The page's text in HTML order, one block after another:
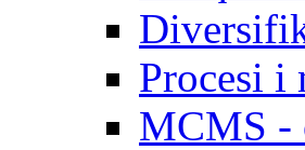
Procesi i
MCMS -